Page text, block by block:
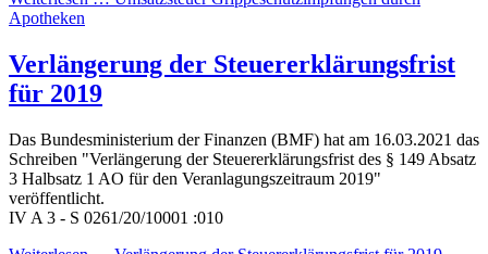
Apotheken
Verlängerung der Steuererklärungsfrist
für 2019
Das Bundesministerium der Finanzen (BMF) hat am 16.03.2021 das
Schreiben "Verlängerung der Steuererklärungsfrist des § 149 Absatz
3 Halbsatz 1 AO für den Veranlagungszeitraum 2019"
veröffentlicht.
IV A 3 - S 0261/20/10001 :010